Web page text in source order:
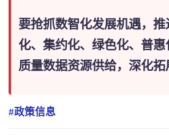
要抢抓数智化发展机遇，
化、集约化、绿色化、普
质量数据资源供给，深化拓
#政策信息